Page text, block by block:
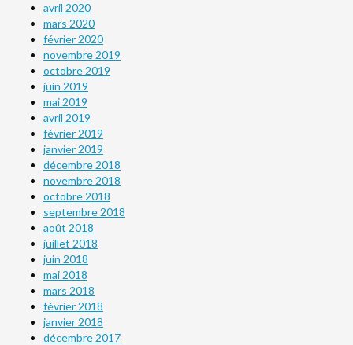
avril 2020
mars 2020
février 2020
novembre 2019
octobre 2019
juin 2019
mai 2019
avril 2019
février 2019
janvier 2019
décembre 2018
novembre 2018
octobre 2018
septembre 2018
août 2018
juillet 2018
juin 2018
mai 2018
mars 2018
février 2018
janvier 2018
décembre 2017